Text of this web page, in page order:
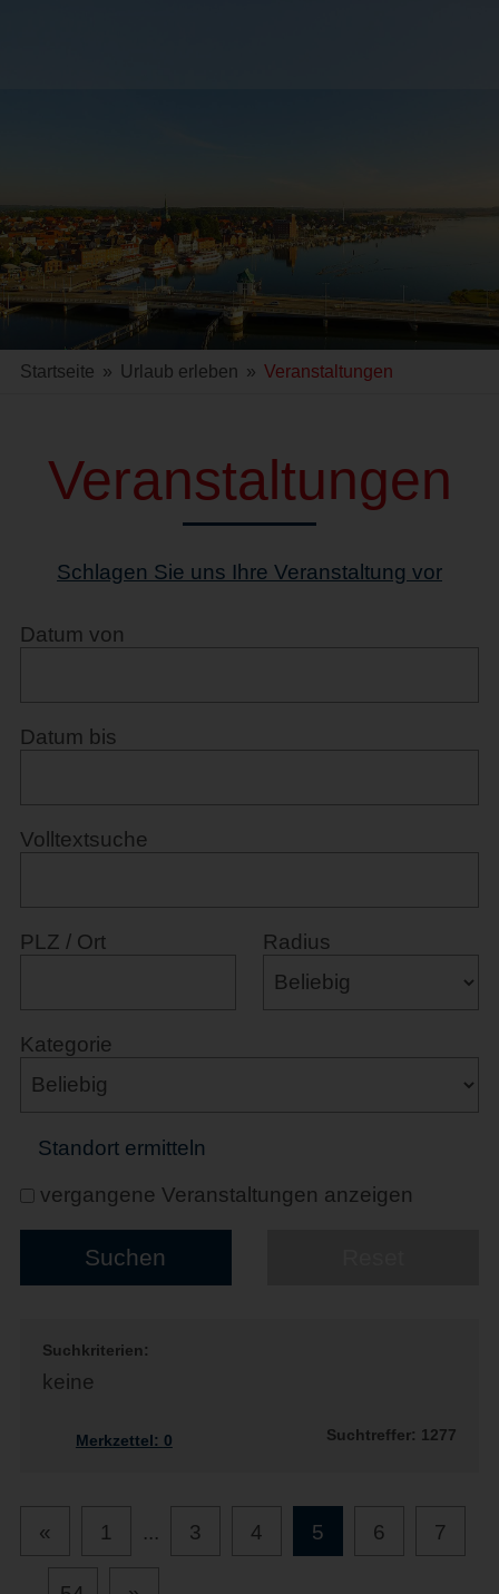
Startseite » Urlaub erleben » Veranstaltungen
Veranstaltungen
Schlagen Sie uns Ihre Veranstaltung vor
Datum von
Datum bis
Volltextsuche
PLZ / Ort Radius
Kategorie
Standort ermitteln
vergangene Veranstaltungen anzeigen
Suchkriterien:
keine
Merkzettel: 0 Suchtreffer: 1277
« 1 ... 3 4 5 6 7